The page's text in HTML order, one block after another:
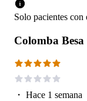
Solo pacientes con
Colomba
・ Hace 1 semana